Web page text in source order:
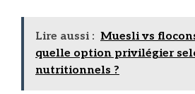
Lire aussi : Muesli vs
quelle option privilégier
nutritionnels ?